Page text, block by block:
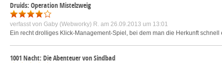
Druids: Operation Mistelzweig
verfasst von Gaby (Webworky) R. am 26.09.2013 um 13:01
Ein recht drolliges Klick-Management-Spiel, bei dem man die Herkunft
1001 Nacht: Die Abenteuer von Sindbad